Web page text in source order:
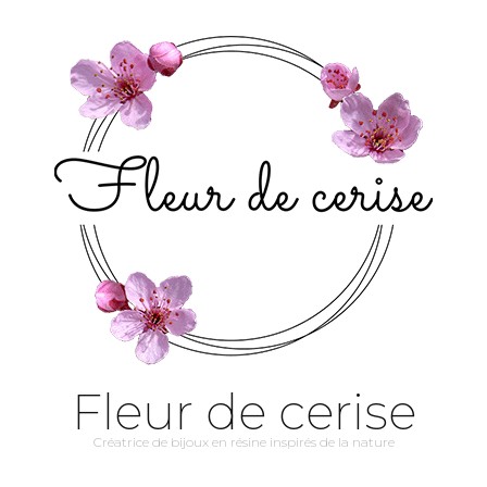
Fleur de cerise
Créatrice de bijoux en résine inspirés de la nature